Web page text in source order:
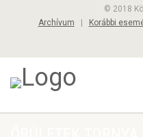
© 2018
Archívum
Korábbi